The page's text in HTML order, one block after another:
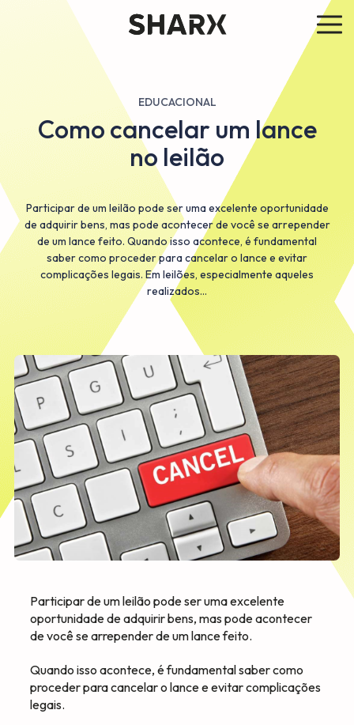
EDUCACIONAL
Como cancelar um lance
no leilão
Participar de um leilão pode ser uma excelente oportunidade
de adquirir bens, mas pode acontecer de você se arrepender
de um lance feito. Quando isso acontece, é fundamental
saber como proceder para cancelar o lance e evitar
complicações legais. Em leilões, especialmente aqueles
realizados…
Participar de um leilão pode ser uma excelente
oportunidade de adquirir bens, mas pode acontecer
de você se arrepender de um lance feito.
Quando isso acontece, é fundamental saber como
proceder para cancelar o lance e evitar complicações
legais.